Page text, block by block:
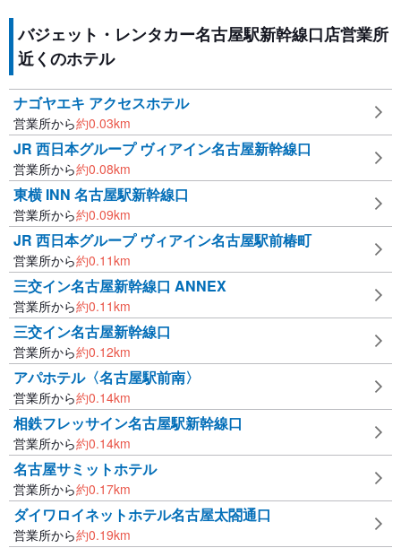
バジェット・レンタカー名古屋駅新幹線口店営業所
近くのホテル
ナゴヤエキ アクセスホテル
営業所から約0.03km
JR 西日本グループ ヴィアイン名古屋新幹線口
営業所から約0.08km
東横 INN 名古屋駅新幹線口
営業所から約0.09km
JR 西日本グループ ヴィアイン名古屋駅前椿町
営業所から約0.11km
三交イン名古屋新幹線口 ANNEX
営業所から約0.11km
三交イン名古屋新幹線口
営業所から約0.12km
アパホテル〈名古屋駅前南〉
営業所から約0.14km
相鉄フレッサイン名古屋駅新幹線口
営業所から約0.14km
名古屋サミットホテル
営業所から約0.17km
ダイワロイネットホテル名古屋太閤通口
営業所から約0.19km